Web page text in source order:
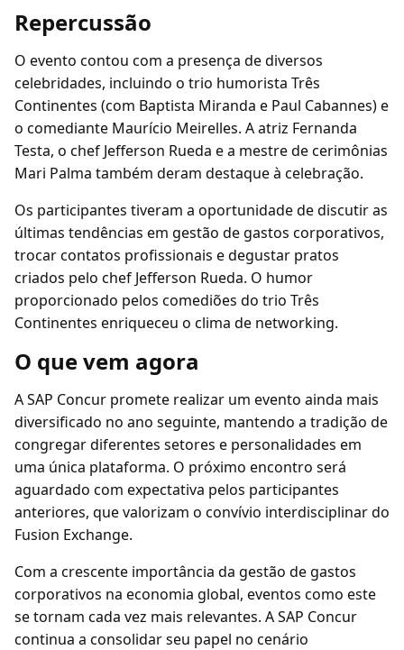
Repercussão
O evento contou com a presença de diversos
celebridades, incluindo o trio humorista Três
Continentes (com Baptista Miranda e Paul Cabannes) e
o comediante Maurício Meirelles. A atriz Fernanda
Testa, o chef Jefferson Rueda e a mestre de cerimônias
Mari Palma também deram destaque à celebração.
Os participantes tiveram a oportunidade de discutir as
últimas tendências em gestão de gastos corporativos,
trocar contatos profissionais e degustar pratos
criados pelo chef Jefferson Rueda. O humor
proporcionado pelos comediões do trio Três
Continentes enriqueceu o clima de networking.
O que vem agora
A SAP Concur promete realizar um evento ainda mais
diversificado no ano seguinte, mantendo a tradição de
congregar diferentes setores e personalidades em
uma única plataforma. O próximo encontro será
aguardado com expectativa pelos participantes
anteriores, que valorizam o convívio interdisciplinar do
Fusion Exchange.
Com a crescente importância da gestão de gastos
corporativos na economia global, eventos como este
se tornam cada vez mais relevantes. A SAP Concur
continua a consolidar seu papel no cenário